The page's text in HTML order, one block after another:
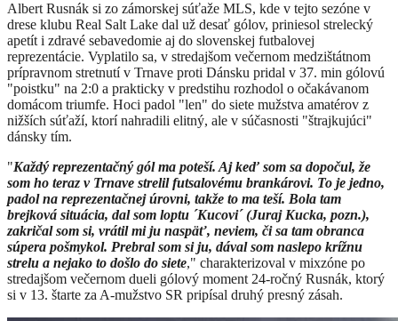
Albert Rusnák si zo zámorskej súťaže MLS, kde v tejto sezóne v
drese klubu Real Salt Lake dal už desať gólov, priniesol strelecký
apetít i zdravé sebavedomie aj do slovenskej futbalovej
reprezentácie. Vyplatilo sa, v stredajšom večernom medzištátnom
prípravnom stretnutí v Trnave proti Dánsku pridal v 37. min gólovú
"poistku" na 2:0 a prakticky v predstihu rozhodol o očakávanom
domácom triumfe. Hoci padol "len" do siete mužstva amatérov z
nižších súťaží, ktorí nahradili elitný, ale v súčasnosti "štrajkujúci"
dánsky tím.
"Každý reprezentačný gól ma poteší. Aj keď som sa dopočul, že
som ho teraz v Trnave strelil futsalovému brankárovi. To je jedno,
padol na reprezentačnej úrovni, takže to ma teší. Bola tam
brejková situácia, dal som loptu ´Kucovi´ (Juraj Kucka, pozn.),
zakričal som si, vrátil mi ju naspäť, neviem, či sa tam obranca
súpera pošmykol. Prebral som si ju, dával som naslepo krížnu
strelu a nejako to došlo do siete," charakterizoval v mixzóne po
stredajšom večernom dueli gólový moment 24-ročný Rusnák, ktorý
si v 13. štarte za A-mužstvo SR pripísal druhý presný zásah.